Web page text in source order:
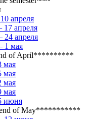
апреля
17 апреля
24 апреля
1 мая
of April**********
мая
мая
мая
мая
июня
of May***********